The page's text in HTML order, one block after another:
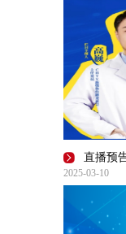
2025-03-10